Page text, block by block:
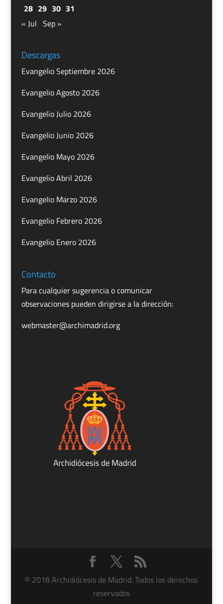
28 29 30 31
« Jul Sep »
Descargas
Evangelio Septiembre 2026
Evangelio Agosto 2026
Evangelio Julio 2026
Evangelio Junio 2026
Evangelio Mayo 2026
Evangelio Abril 2026
Evangelio Marzo 2026
Evangelio Febrero 2026
Evangelio Enero 2026
Contacto
Para cualquier sugerencia o comunicar
observaciones pueden dirigirse a la dirección:
webmaster@archimadrid.org
© 2018 Archidiócesis de Madrid. Todos los derechos
reservados